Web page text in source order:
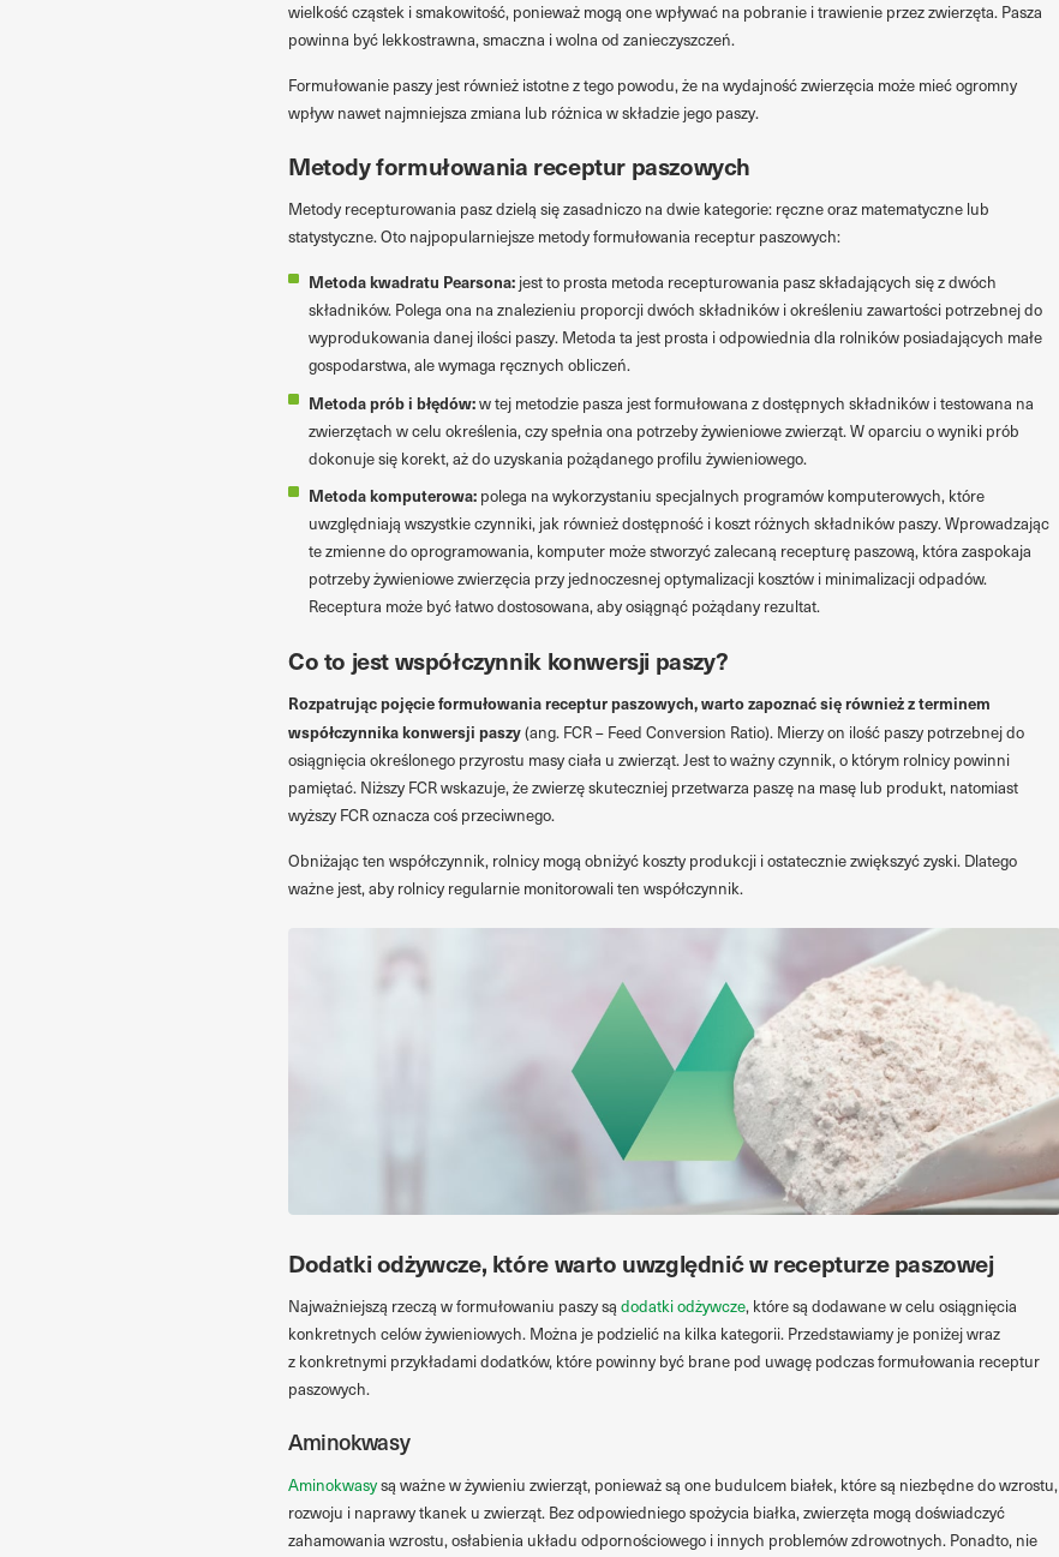
wielkość cząstek i smakowitość, ponieważ mogą one wpływać na pobranie i trawienie przez zwierzęta. Pasza
powinna być lekkostrawna, smaczna i wolna od zanieczyszczeń.
Formułowanie paszy jest również istotne z tego powodu, że na wydajność zwierzęcia może mieć ogromny
wpływ nawet najmniejsza zmiana lub różnica w składzie jego paszy.
Metody formułowania receptur paszowych
Metody recepturowania pasz dzielą się zasadniczo na dwie kategorie: ręczne oraz matematyczne lub
statystyczne. Oto najpopularniejsze metody formułowania receptur paszowych:
Metoda kwadratu Pearsona: jest to prosta metoda recepturowania pasz składających się z dwóch
składników. Polega ona na znalezieniu proporcji dwóch składników i określeniu zawartości potrzebnej do
wyprodukowania danej ilości paszy. Metoda ta jest prosta i odpowiednia dla rolników posiadających małe
gospodarstwa, ale wymaga ręcznych obliczeń.
Metoda prób i błędów:w tej metodzie pasza jest formułowana z dostępnych składników i testowana na
zwierzętach w celu określenia, czy spełnia ona potrzeby żywieniowe zwierząt. W oparciu o wyniki prób
dokonuje się korekt, aż do uzyskania pożądanego profilu żywieniowego.
Metoda komputerowa: polega na wykorzystaniu specjalnych programów komputerowych, które
uwzględniają wszystkie czynniki, jak również dostępność i koszt różnych składników paszy. Wprowadzając
te zmienne do oprogramowania, komputer może stworzyć zalecaną recepturę paszową, która zaspokaja
potrzeby żywieniowe zwierzęcia przy jednoczesnej optymalizacji kosztów i minimalizacji odpadów.
Receptura może być łatwo dostosowana, aby osiągnąć pożądany rezultat.
Co to jest współczynnik konwersji paszy?
Rozpatrując pojęcie formułowania receptur paszowych, warto zapoznać się również z terminem
współczynnika konwersji paszy(ang. FCR – Feed Conversion Ratio). Mierzy on ilość paszy potrzebnej do
osiągnięcia określonego przyrostu masy ciała u zwierząt. Jest to ważny czynnik, o którym rolnicy powinni
pamiętać. Niższy FCR wskazuje, że zwierzę skuteczniej przetwarza paszę na masę lub produkt, natomiast
wyższy FCR oznacza coś przeciwnego.
Obniżając ten współczynnik, rolnicy mogą obniżyć koszty produkcji i ostatecznie zwiększyć zyski. Dlatego
ważne jest, aby rolnicy regularnie monitorowali ten współczynnik.
Dodatki odżywcze, które warto uwzględnić w recepturze paszowej
Najważniejszą rzeczą w formułowaniu paszy są dodatki odżywcze, które są dodawane w celu osiągnięcia
konkretnych celów żywieniowych. Można je podzielić na kilka kategorii. Przedstawiamy je poniżej wraz
z konkretnymi przykładami dodatków, które powinny być brane pod uwagę podczas formułowania receptur
paszowych.
Aminokwasy
Aminokwasysą ważne w żywieniu zwierząt, ponieważ są one budulcem białek, które są niezbędne do wzrostu,
rozwoju i naprawy tkanek u zwierząt. Bez odpowiedniego spożycia białka, zwierzęta mogą doświadczyć
zahamowania wzrostu, osłabienia układu odpornościowego i innych problemów zdrowotnych. Ponadto, nie